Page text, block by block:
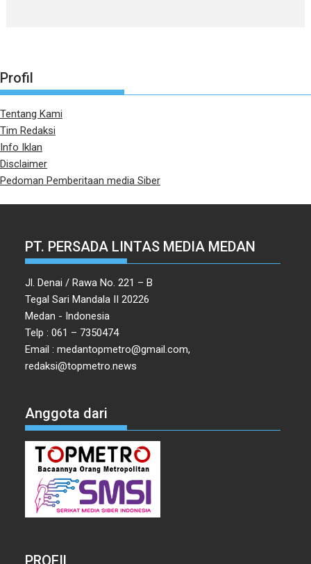
Profil
Tentang Kami
Tim Redaksi
Info Iklan
Disclaimer
Pedoman Pemberitaan media Siber
PT. PERSADA LINTAS MEDIA MEDAN
Jl. Denai / Rawa No. 221 – B
Tegal Sari Mandala II 20226
Medan - Indonesia
Telp : 061 – 7350474
Email : medantopmetro@gmail.com,
redaksi@topmetro.news
Anggota dari